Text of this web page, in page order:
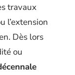
travaux
l’extension
Dès lors
ou